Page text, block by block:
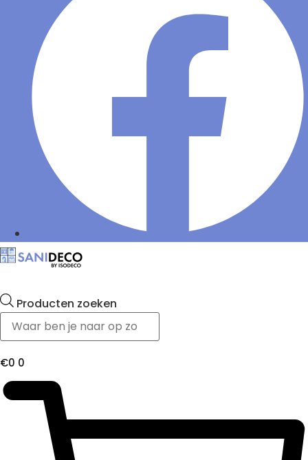
Producten zoeken
€0 0